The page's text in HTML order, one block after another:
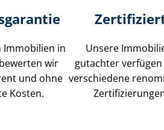
Immobilien in
wir
und ohne
Kosten.
Unsere
gutachter
verschiedene